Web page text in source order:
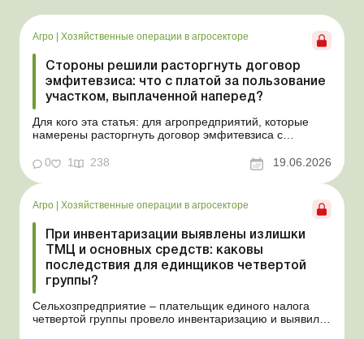
Агро Хозяйственные операции в агросекторе
Стороны решили расторгнуть договор
эмфитевзиса: что с платой за пользование
участком, выплаченной наперед?
Для кого эта статья: для агропредприятий, которые
намерены расторгнуть договор эмфитевзиса с
согласию. Усложним эту ситуацию тем, что плата за
пользование земельным участком была выплачена
собственнику наперед за несколько лет. В таком случае
перед эмфит...
0 1 238 19.06.2026
Агро | Хозяйственные операции в агросекторе
При инвентаризации выявлены излишки
ТМЦ и основных средств: каковы
последствия для единщиков четвертой
группы?
Сельхозпредприятие – плательщик единого налога
четвертой группы провело инвентаризацию и выявило